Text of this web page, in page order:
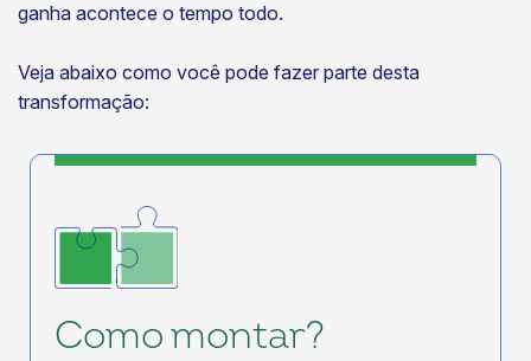
Eventos
31/07/2026
31/07/2026
Por que as cooperativas devem tomar decisões
Infográficos
31/07/2026
AnuárioCoop 2026
ganha acontece o tempo todo.
Veja abaixo como você pode fazer parte desta
transformação:
Como montar?